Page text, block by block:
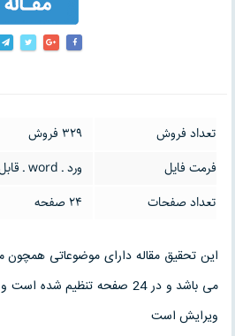
تعداد فروش
329 فروش
فرمت فایل
ورد ـ word ـ قابل ویرایش
تعداد صفحات
24 صفحه
این تحقیق مقاله دارای موضوعاتی
ویرایش است